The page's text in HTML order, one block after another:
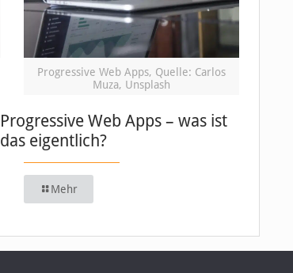
Progressive Web Apps, Quelle: Carlos
Muza, Unsplash
Progressive Web Apps – was ist
das eigentlich?
Mehr